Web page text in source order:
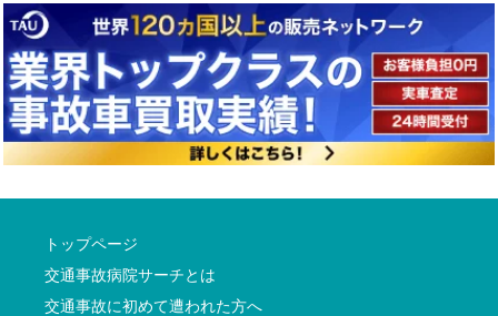
トップページ
交通事故病院サーチとは
交通事故に初めて遭われた方へ